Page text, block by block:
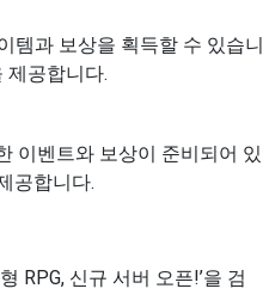
템과 보상을 획득할 수 있습니
제공합니다.
이벤트와 보상이 준비되어 있
공합니다.
RPG, 신규 서버 오픈!’을 검